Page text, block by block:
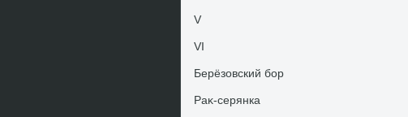
V
VI
Берёзовский бор
Раκ-серянка